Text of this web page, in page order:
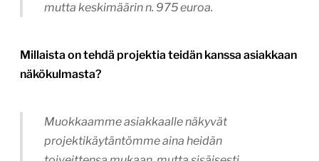
mutta keskimäärin n. 975 euroa.
Millaista on tehdä projektia teidän kanssa asiakkaan
näkökulmasta?
Muokkaamme asiakkaalle näkyvät
projektikäytäntömme aina heidän